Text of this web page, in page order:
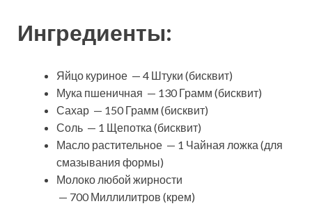
Ингредиенты:
Яйцо куриное — 4 Штуки (бисквит)
Мука пшеничная — 130 Грамм (бисквит)
Сахар — 150 Грамм (бисквит)
Соль — 1 Щепотка (бисквит)
Масло растительное — 1 Чайная ложка (для
смазывания формы)
Молоко любой жирности
— 700 Миллилитров (крем)